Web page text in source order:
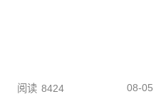
阅读 8424 08-05